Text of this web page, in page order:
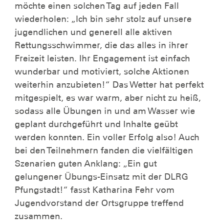
möchte einen solchen Tag auf jeden Fall
wiederholen: „Ich bin sehr stolz auf unsere
jugendlichen und generell alle aktiven
Rettungsschwimmer, die das alles in ihrer
Freizeit leisten. Ihr Engagement ist einfach
wunderbar und motiviert, solche Aktionen
weiterhin anzubieten!“ Das Wetter hat perfekt
mitgespielt, es war warm, aber nicht zu heiß,
sodass alle Übungen in und am Wasser wie
geplant durchgeführt und Inhalte geübt
werden konnten. Ein voller Erfolg also! Auch
bei den Teilnehmern fanden die vielfältigen
Szenarien guten Anklang: „Ein gut
gelungener Übungs-Einsatz mit der DLRG
Pfungstadt!“ fasst Katharina Fehr vom
Jugendvorstand der Ortsgruppe treffend
zusammen.